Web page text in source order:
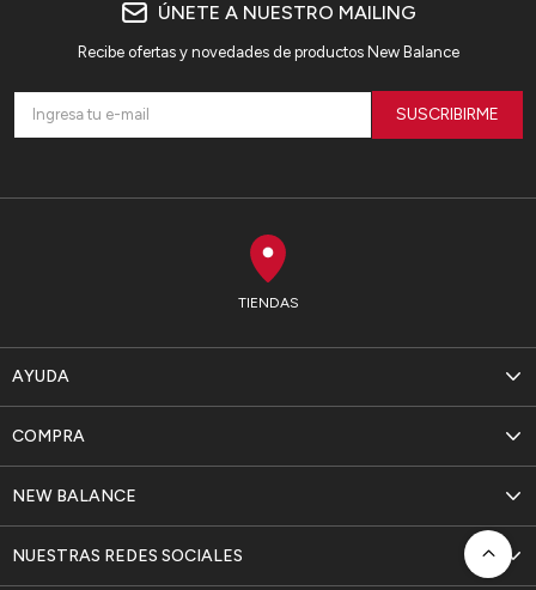
TIENDAS
AYUDA
NEW BALANCE
COMPRA
NUESTRAS REDES SOCIALES
ÚNETE A NUESTRO MAILING
Recibe ofertas y novedades de productos New Balance
SUSCRIBIRME